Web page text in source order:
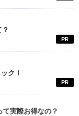
PR
ク！
PR
実際お得なの？